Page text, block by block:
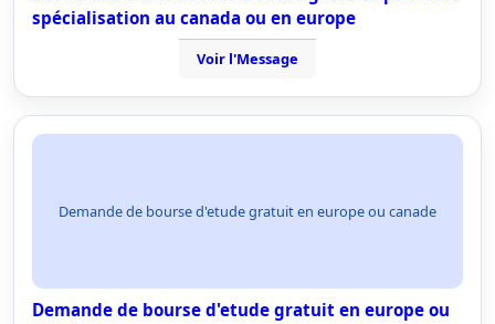
spécialisation au canada ou en europe
Voir l'Message
Demande de bourse d'etude gratuit en europe ou canade
Demande de bourse d'etude gratuit en europe ou